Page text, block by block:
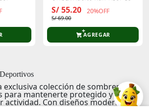
S/ 55.20 20%OFF
S/ 69.00
AGREGAR
colección desombreros y
para mantenerte protegido y con
actividad. Con diseños modernos y